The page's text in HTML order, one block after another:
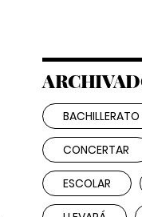
BACHILLERATO
CONCERTAR
ESCOLAR